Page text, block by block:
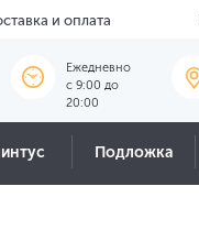
и оплата
Ежедневно
c 9:00 до
20:00
Подложка